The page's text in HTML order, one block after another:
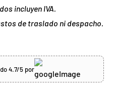
incluyen IVA.
de traslado ni despacho.
4.7/5 por